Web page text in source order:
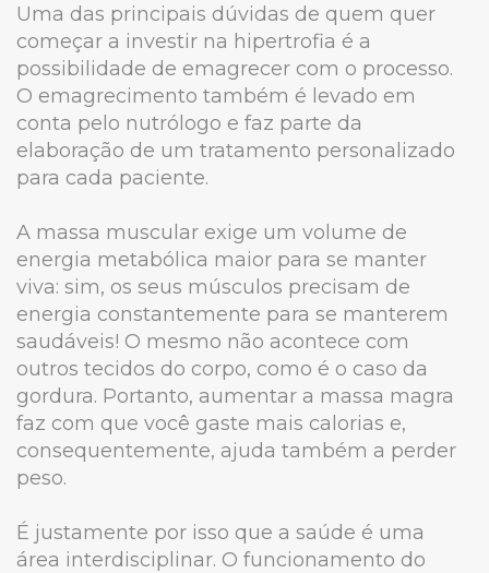
Uma das principais dúvidas de quem quer
começar a investir na hipertrofia é a
possibilidade de emagrecer com o processo.
O emagrecimento também é levado em
conta pelo nutrólogo e faz parte da
elaboração de um tratamento personalizado
para cada paciente.
A massa muscular exige um volume de
energia metabólica maior para se manter
viva: sim, os seus músculos precisam de
energia constantemente para se manterem
saudáveis! O mesmo não acontece com
outros tecidos do corpo, como é o caso da
gordura. Portanto, aumentar a massa magra
faz com que você gaste mais calorias e,
consequentemente, ajuda também a perder
peso.
É justamente por isso que a saúde é uma
área interdisciplinar. O funcionamento do